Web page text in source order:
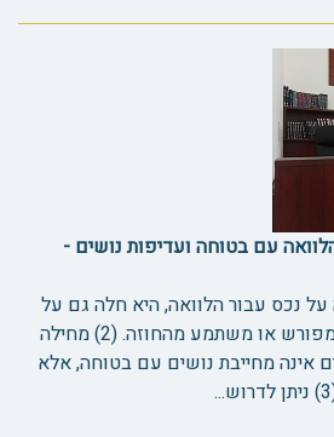
עם בטוחה ועדיפות נושים -
נכס עבור הלוואה, היא חלה גם על
הריבית אם הדבר נאמר במפורש או משתמע מהחוזה. (2) מחילה
אינה מחייבת נושים עם בטוחה, אלא